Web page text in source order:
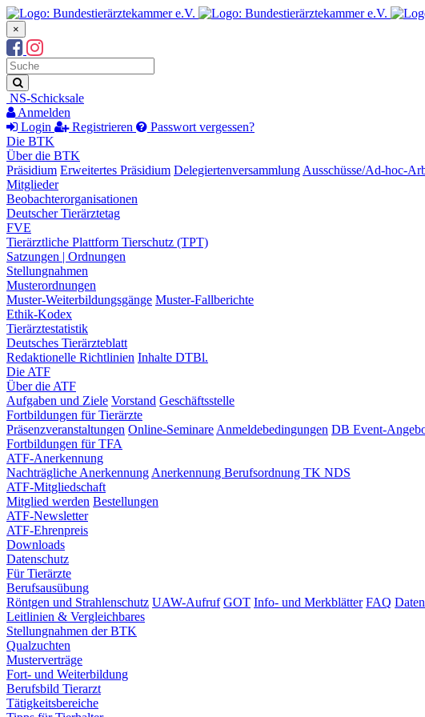
×
Suchbegriff
Suche
NS-Schicksale
Anmelden
Login
Registrieren
Passwort vergessen?
Die BTK
Über die BTK
Präsidium Erweitertes Präsidium Delegiertenversammlung Ausschüsse/Ad-hoc-
Mitglieder
Beobachterorganisationen
Deutscher Tierärztetag
FVE
Tierärztliche Plattform Tierschutz (TPT)
Satzungen | Ordnungen
Stellungnahmen
Musterordnungen
Muster-Weiterbildungsgänge Muster-Fallberichte
Ethik-Kodex
Tierärztestatistik
Deutsches Tierärzteblatt
Redaktionelle Richtlinien Inhalte DTBl.
Die ATF
Über die ATF
Aufgaben und Ziele Vorstand Geschäftsstelle
Fortbildungen für Tierärzte
Präsenzveranstaltungen Online-Seminare Anmeldebedingungen DB Event-
Fortbildungen für TFA
ATF-Anerkennung
Nachträgliche Anerkennung Anerkennung Berufsordnung TK NDS
ATF-Mitgliedschaft
Mitglied werden Bestellungen
ATF-Newsletter
ATF-Ehrenpreis
Downloads
Datenschutz
Für Tierärzte
Berufsausübung
Röntgen und Strahlenschutz UAW-Aufruf GOT Info- und Merkblätter FAQ
Leitlinien & Vergleichbares
Stellungnahmen der BTK
Qualzuchten
Musterverträge
Fort- und Weiterbildung
Berufsbild Tierarzt
Tätigkeitsbereiche